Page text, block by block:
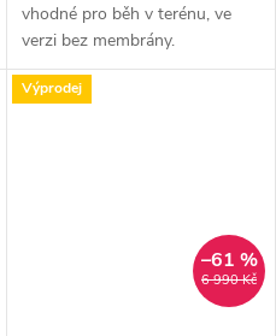
vhodné pro běh v terénu, ve
verzi bez membrány.
Výprodej
6 990 Kč
–61 %